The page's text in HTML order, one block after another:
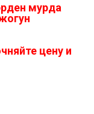
мурда
цену и